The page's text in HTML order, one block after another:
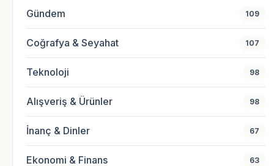
Gündem 109
Coğrafya & Seyahat 107
Teknoloji 98
Alışveriş & Ürünler 98
İnanç & Dinler 67
Ekonomi & Finans 63